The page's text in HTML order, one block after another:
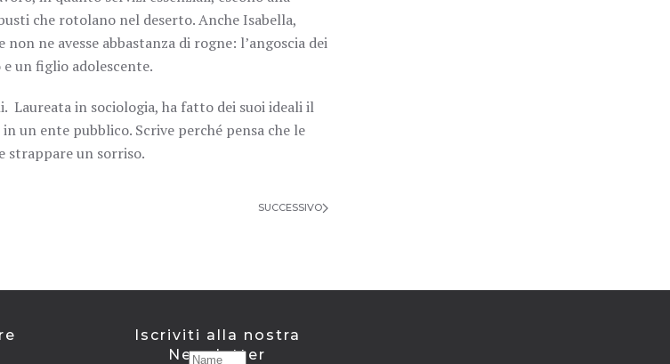
che rotolano nel deserto. Anche Isabella,
ne avesse abbastanza di rogne: l’angoscia dei
un figlio adolescente.
Laureata in sociologia, ha fatto dei suoi ideali il
un ente pubblico. Scrive perché pensa che le
strappare un sorriso.
SUCCESSIVO
Iscriviti alla nostra
Newsletter